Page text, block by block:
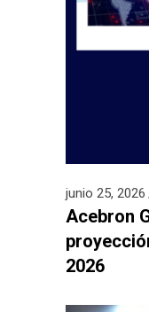
junio 25, 2026
Acebron
2026